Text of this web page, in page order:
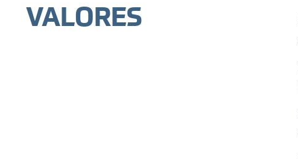
VALORES